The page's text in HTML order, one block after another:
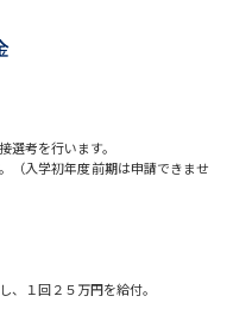
金・特待生制度特集
選考を行います。
（入学初年度前期は申請できませ
、１回２５万円を給付。